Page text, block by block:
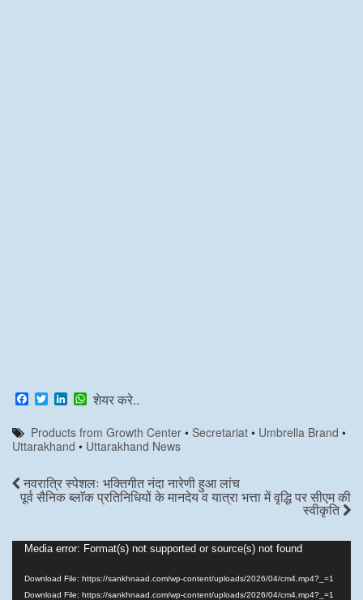
F
a
c
e
b
o
k
T
w
t
t
r
L
n
k
e
I
n
W
t
s
p
p
शेयर करे..
Products from Growth Center •Secretariat • Umbrella Brand •
Uttarakhand • Uttarakhand News
नवरात्रि स्पेशलः भक्तिगीत नंदा नारेणी हुआ लांच
पूर्व सैनिक ब्लाॅक प्रतिनिधियों के मानदेय व यात्रा भत्ता में वृद्धि पर सीएम की
स्वीकृति
Video
Media error: Format(s) not supported or source(s) not found
Download File: https://sankhnaad.com/wp-content/uploads/2026/04/cm4.mp4?_=1
Download File: https://sankhnaad.com/wp-content/uploads/2026/04/cm4.mp4?_=1